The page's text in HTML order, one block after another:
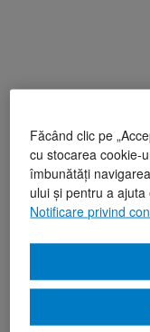
Făcând clic pe
cu stocarea cookie-
îmbunătăți
ului și pentru a
Notificare privind